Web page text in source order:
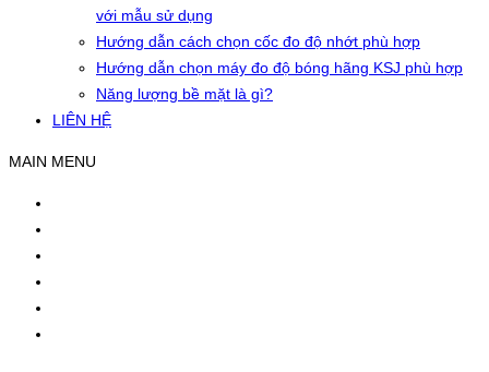
với mẫu sử dụng
Hướng dẫn cách chọn cốc đo độ nhớt phù hợp
Hướng dẫn chọn máy đo độ bóng hãng KSJ phù hợp
Năng lượng bề mặt là gì?
LIÊN HỆ
MAIN MENU